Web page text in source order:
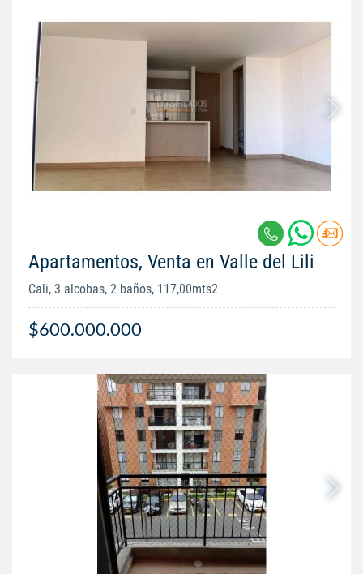
Apartamentos, Venta en Valle del Lili
Cali, 3 alcobas, 2 baños, 117,00mts2
$600.000.000